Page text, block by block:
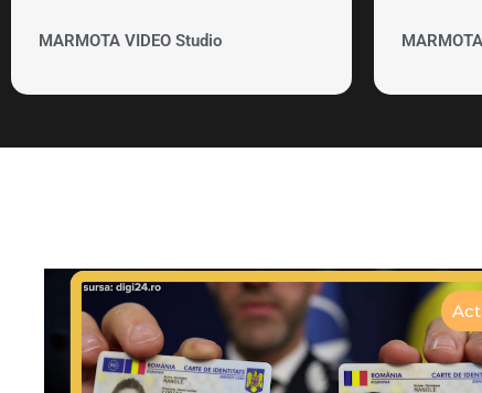
MARMOTA VIDEO Studio